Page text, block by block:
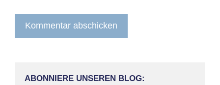
ABONNIERE UNSEREN BLOG: